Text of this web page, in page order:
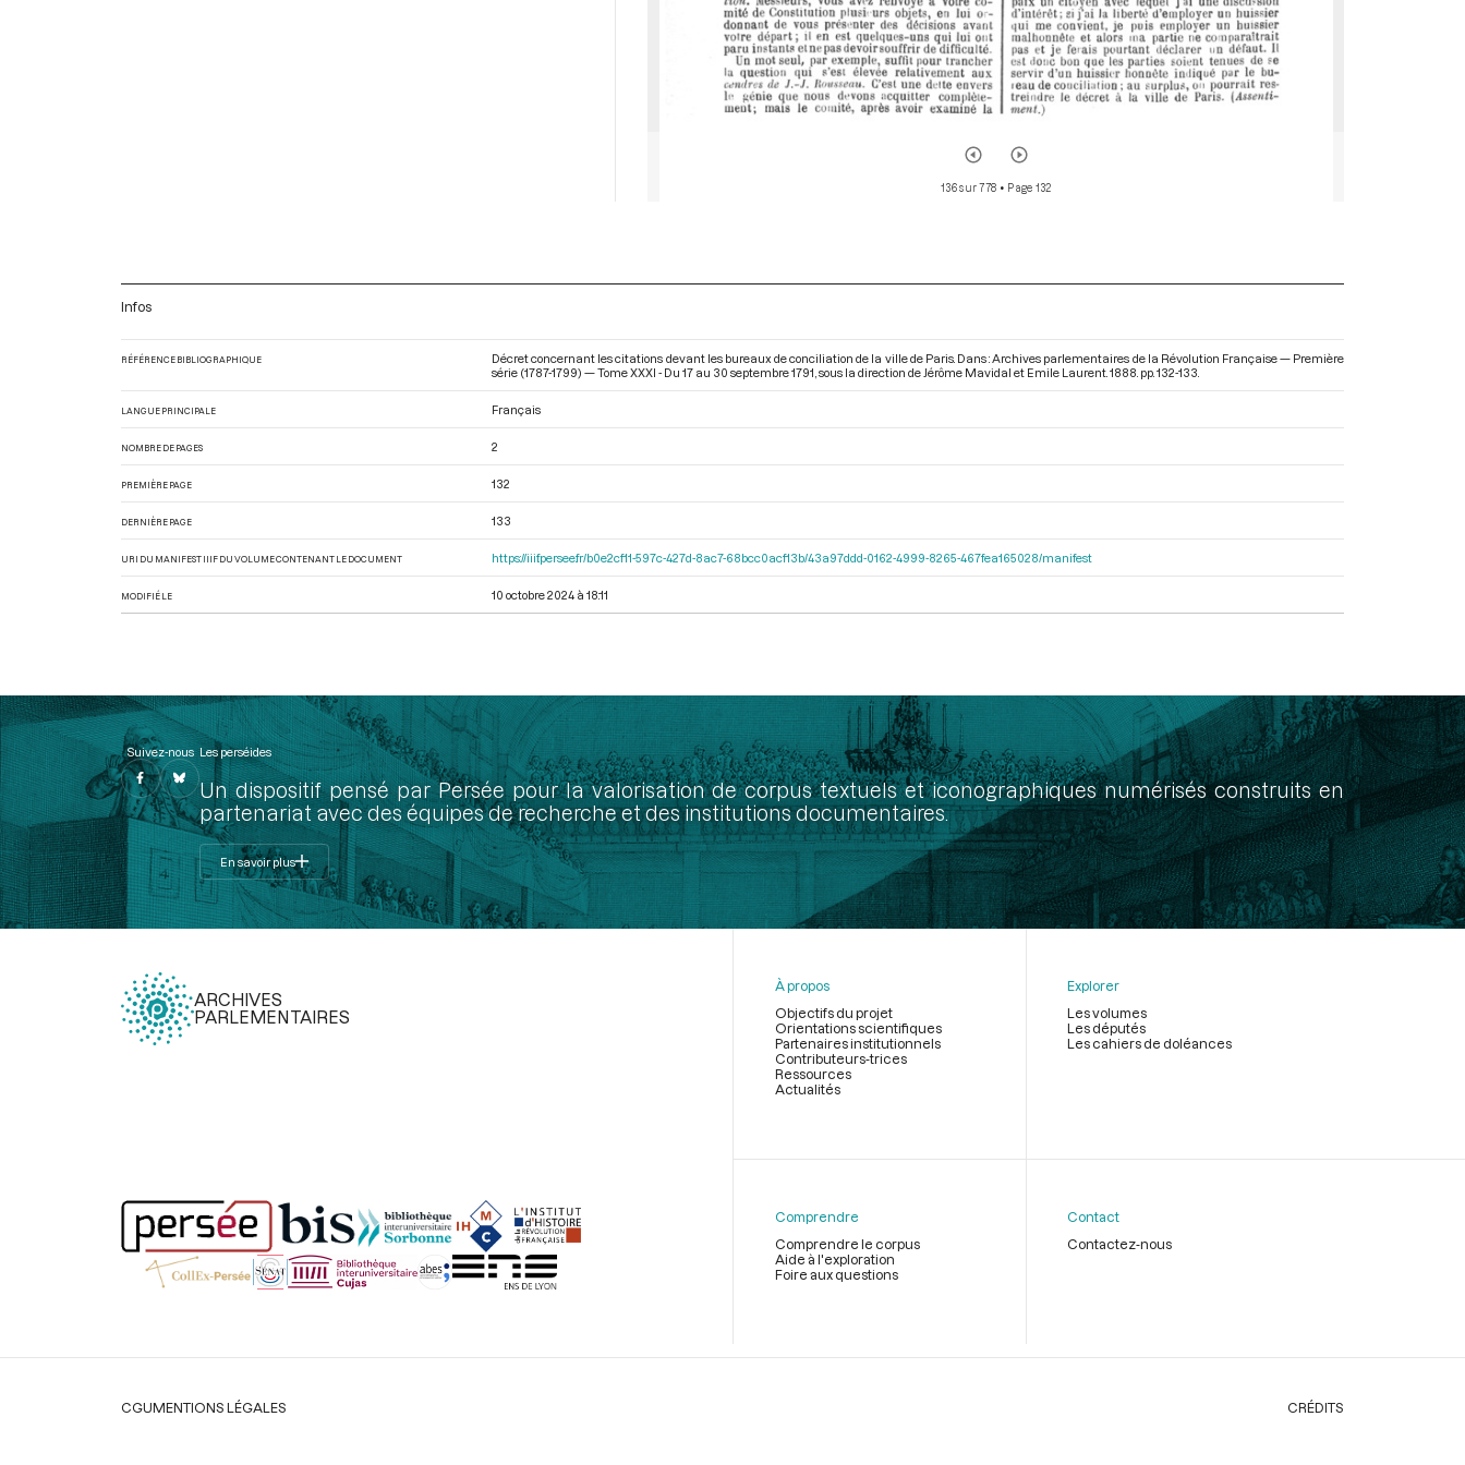
136 sur 778 • Page 132
Infos
RÉFÉRENCE BIBLIOGRAPHIQUE
Décret concernant les citations devant les bureaux de conciliation de la ville de Paris. Dans : Archives parlementaires de la Révolution Française — Première
série (1787-1799) — Tome XXXI - Du 17 au 30 septembre 1791 , sous la direction de Jérôme Mavidal et Emile Laurent. 1888. pp. 132-133.
LANGUE PRINCIPALE Français
NOMBRE DE PAGES 2
PREMIÈRE PAGE 132
DERNIÈRE PAGE 133
URI DU MANIFEST IIIF DU VOLUME CONTENANT LE DOCUMENT https://iiif.persee.fr/b0e2cf11-597c-427d-8ac7-68bcc0acf13b/43a97ddd-0162-4999-8265-467fea165028/manifest
MODIFIÉ LE 10 octobre 2024 à 18:11
Suivez-nous Les perséides
Un dispositif pensé par Persée pour la valorisation de corpus textuels et iconographiques numérisés construits en
partenariat avec des équipes de recherche et des institutions documentaires.
En savoir plus
ARCHIVES
PARLEMENTAIRES
page
À propos
Objectifs du projet
Orientations scientifiques
Partenaires institutionnels
Contributeurs-trices
Ressources
Actualités
Explorer
Les volumes
Les députés
Les cahiers de doléances
Comprendre
Comprendre le corpus
Aide à l'exploration
Foire aux questions
Contact
Contactez-nous
Légal
CGUMENTIONS LÉGALES CRÉDITS